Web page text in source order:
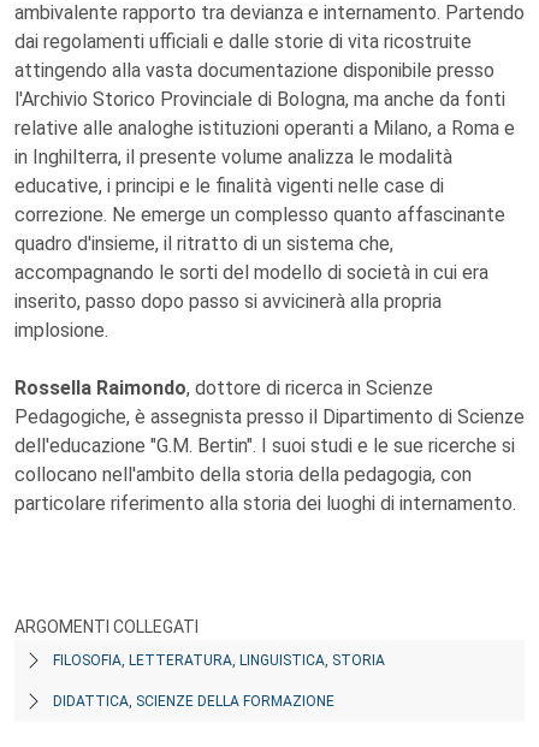
ambivalente rapporto tra devianza e internamento. Partendo
dai regolamenti ufficiali e dalle storie di vita ricostruite
attingendo alla vasta documentazione disponibile presso
l'Archivio Storico Provinciale di Bologna, ma anche da fonti
relative alle analoghe istituzioni operanti a Milano, a Roma e
in Inghilterra, il presente volume analizza le modalità
educative, i principi e le finalità vigenti nelle case di
correzione. Ne emerge un complesso quanto affascinante
quadro d'insieme, il ritratto di un sistema che,
accompagnando le sorti del modello di società in cui era
inserito, passo dopo passo si avvicinerà alla propria
implosione.
Rossella Raimondo, dottore di ricerca in Scienze
Pedagogiche, è assegnista presso il Dipartimento di Scienze
dell'educazione "G.M. Bertin". I suoi studi e le sue ricerche si
collocano nell'ambito della storia della pedagogia, con
particolare riferimento alla storia dei luoghi di internamento.
ARGOMENTI COLLEGATI
FILOSOFIA, LETTERATURA, LINGUISTICA, STORIA
DIDATTICA, SCIENZE DELLA FORMAZIONE